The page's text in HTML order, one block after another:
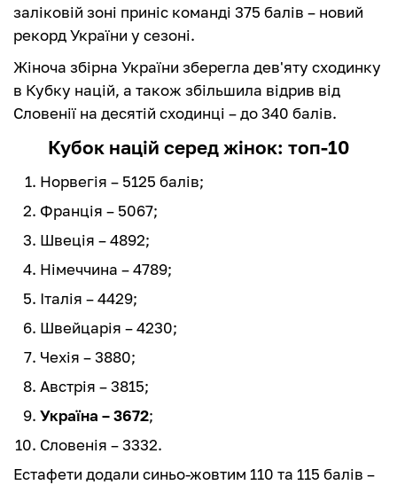
заліковій зоні приніс команді 375 балів – новий
рекорд України у сезоні.
Жіноча збірна України зберегла дев'яту сходинку
в Кубку націй, а також збільшила відрив від
Словенії на десятій сходинці – до 340 балів.
Кубок націй серед жінок: топ-10
Норвегія – 5125 балів;
Франція – 5067;
Швеція – 4892;
Німеччина – 4789;
Італія – 4429;
Швейцарія – 4230;
Чехія – 3880;
Австрія – 3815;
Україна – 3672;
Словенія – 3332.
Естафети додали синьо-жовтим 110 та 115 балів –